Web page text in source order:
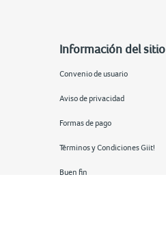
Información del sitio
Convenio de usuario
Aviso de privacidad
Formas de pago
Términos y Condiciones Giit!
Buen fin